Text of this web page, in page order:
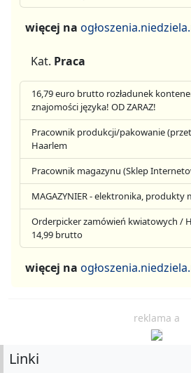
więcej na
Kat. Praca
16,79 euro brutto rozładunek
znajomości języka! OD ZARAZ!
Pracownik produkcji/pakowanie
Haarlem
Pracownik magazynu (Sklep
MAGAZYNIER - elektronika, produkty
Orderpicker zamówień kwiatowych /
14,99 brutto
więcej na
reklama a
Linki